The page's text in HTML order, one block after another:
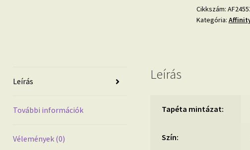
design
tapéta
Cikkszám:
Kategória:
Leírás
További információk
Vélemények (0)
Leírás
Tapéta mintázat:
Szín: